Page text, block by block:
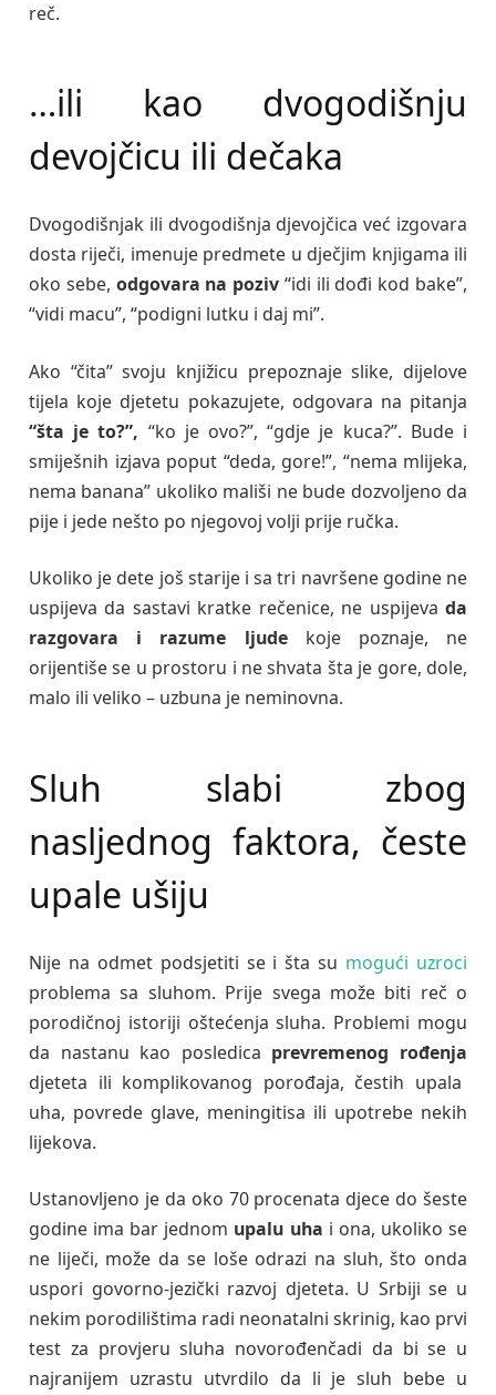
reč.
…ili kao dvogodišnju
devojčicu ili dečaka
Dvogodišnjak ili dvogodišnja djevojčica već izgovara
dosta riječi, imenuje predmete u dječjim knjigama ili
oko sebe, odgovara na poziv “idi ili dođi kod bake”,
“vidi macu”, “podigni lutku i daj mi”.
Ako “čita” svoju knjižicu prepoznaje slike, dijelove
tijela koje djetetu pokazujete, odgovara na pitanja
“šta je to?”, “ko je ovo?”, “gdje je kuca?”. Bude i
smiješnih izjava poput “deda, gore!”, “nema mlijeka,
nema banana” ukoliko mališi ne bude dozvoljeno da
pije i jede nešto po njegovoj volji prije ručka.
Ukoliko je dete još starije i sa tri navršene godine ne
uspijeva da sastavi kratke rečenice, ne uspijeva da
razgovara i razume ljudekoje poznaje, ne
orijentiše se u prostoru i ne shvata šta je gore, dole,
malo ili veliko – uzbuna je neminovna.
Sluh slabi zbog
nasljednog faktora, česte
upale ušiju
Nije na odmet podsjetiti se i šta su mogući uzroci
problema sa sluhom. Prije svega može biti reč o
porodičnoj istoriji oštećenja sluha. Problemi mogu
da nastanu kao posledica prevremenog rođenja
djeteta ili komplikovanog porođaja, čestih upala
uha, povrede glave, meningitisa ili upotrebe nekih
lijekova.
Ustanovljeno je da oko 70 procenata djece do šeste
godine ima bar jednom upalu uha i ona, ukoliko se
ne liječi, može da se loše odrazi na sluh, što onda
uspori govorno-jezički razvoj djeteta. U Srbiji se u
nekim porodilištima radi neonatalni skrinig, kao prvi
test za provjeru sluha novorođenčadi da bi se u
najranijem uzrastu utvrdilo da li je sluh bebe u